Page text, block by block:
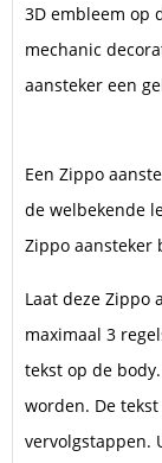
3D embleem op
mechanic
aansteker een
Een Zippo
de welbekende
Zippo aansteker
Laat deze Zippo
maximaal 3
tekst op de
worden. De
vervolgstappen.